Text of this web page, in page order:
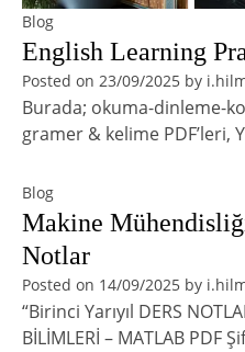
Blog
English Learning
Posted on 23/09/2025 by
Burada; okuma-dinleme-
gramer & kelime PDF’leri,
Blog
Makine
Notlar
Posted on 14/09/2025 by
“Birinci Yarıyıl DERS
BİLİMLERİ – MATLAB PDF